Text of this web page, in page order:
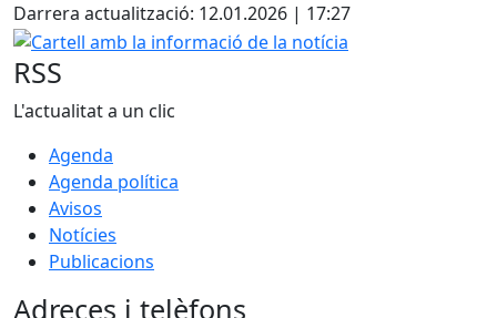
Darrera actualització: 12.01.2026 | 17:27
Cartell amb la informació de la notícia
RSS
L'actualitat a un clic
Agenda
Agenda política
Avisos
Notícies
Publicacions
Adreces i telèfons